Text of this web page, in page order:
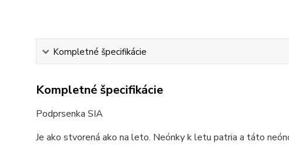
Kompletné špecifikácie
Kompletné špecifikácie
Podprsenka SIA
Je ako stvorená ako na leto. Neónky k letu patria a táto